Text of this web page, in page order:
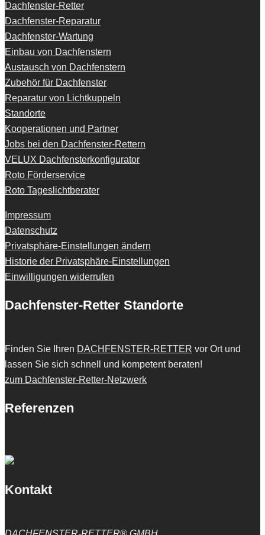
Dachfenster-Retter
Dachfenster-Reparatur
Dachfenster-Wartung
Einbau von Dachfenstern
Austausch von Dachfenstern
Zubehör für Dachfenster
Reparatur von Lichtkuppeln
Standorte
Kooperationen und Partner
Jobs bei den Dachfenster-Rettern
VELUX Dachfensterkonfigurator
Roto Förderservice
Roto Tageslichtberater
Impressum
Datenschutz
Privatsphäre-Einstellungen ändern
Historie der Privatsphäre-Einstellungen
Einwilligungen widerrufen
Dachfenster-Retter Standorte
Finden Sie Ihren DACHFENSTER-RETTER vor Ort und
lassen Sie sich schnell und kompetent beraten!
zum Dachfenster-Retter-Netzwerk
Referenzen
Kontakt